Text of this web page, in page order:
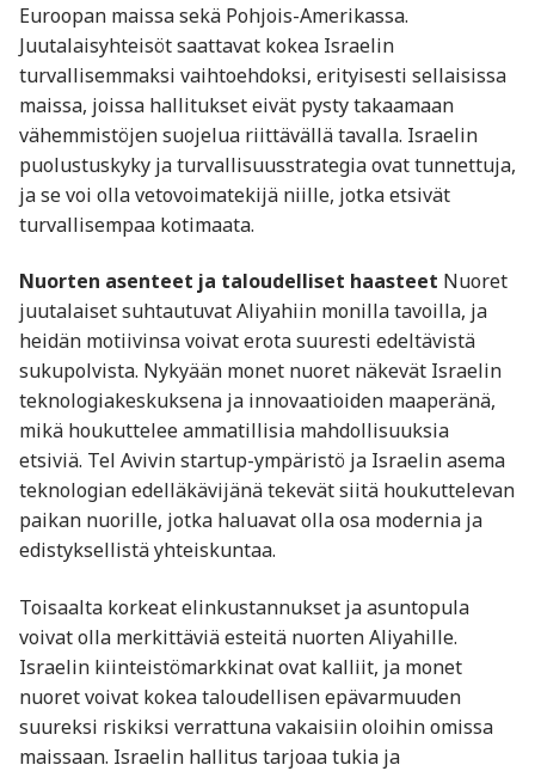
Euroopan maissa sekä Pohjois-Amerikassa.
Juutalaisyhteisöt saattavat kokea Israelin
turvallisemmaksi vaihtoehdoksi, erityisesti sellaisissa
maissa, joissa hallitukset eivät pysty takaamaan
vähemmistöjen suojelua riittävällä tavalla. Israelin
puolustuskyky ja turvallisuusstrategia ovat tunnettuja,
ja se voi olla vetovoimatekijä niille, jotka etsivät
turvallisempaa kotimaata.
Nuorten asenteet ja taloudelliset haasteet Nuoret
juutalaiset suhtautuvat Aliyahiin monilla tavoilla, ja
heidän motiivinsa voivat erota suuresti edeltävistä
sukupolvista. Nykyään monet nuoret näkevät Israelin
teknologiakeskuksena ja innovaatioiden maaperänä,
mikä houkuttelee ammatillisia mahdollisuuksia
etsiviä. Tel Avivin startup-ympäristö ja Israelin asema
teknologian edelläkävijänä tekevät siitä houkuttelevan
paikan nuorille, jotka haluavat olla osa modernia ja
edistyksellistä yhteiskuntaa.
Toisaalta korkeat elinkustannukset ja asuntopula
voivat olla merkittäviä esteitä nuorten Aliyahille.
Israelin kiinteistömarkkinat ovat kalliit, ja monet
nuoret voivat kokea taloudellisen epävarmuuden
suureksi riskiksi verrattuna vakaisiin oloihin omissa
maissaan. Israelin hallitus tarjoaa tukia ja